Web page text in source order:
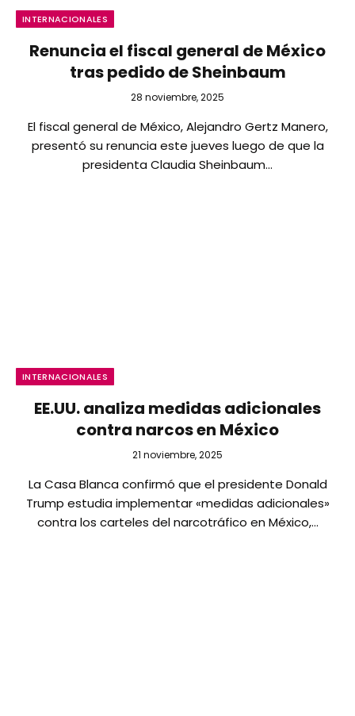
INTERNACIONALES
Renuncia el fiscal general de México
tras pedido de Sheinbaum
28 noviembre, 2025
El fiscal general de México, Alejandro Gertz Manero,
presentó su renuncia este jueves luego de que la
presidenta Claudia Sheinbaum…
INTERNACIONALES
EE.UU. analiza medidas adicionales
contra narcos en México
21 noviembre, 2025
La Casa Blanca confirmó que el presidente Donald
Trump estudia implementar «medidas adicionales»
contra los carteles del narcotráfico en México,…